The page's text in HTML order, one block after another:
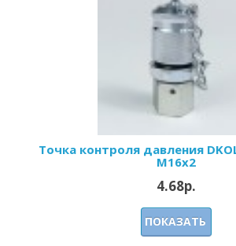
Точка контроля давления
M16x2
4.68р.
ПОКАЗАТЬ